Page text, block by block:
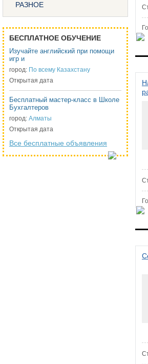
РАЗНОЕ
БЕСПЛАТНОЕ ОБУЧЕНИЕ
Изучайте английский при помощи
игр и
город: По всему Казахстану
Открытая дата
Бесплатный мастер-класс в Школе
Бухгалтеров
город: Алматы
Открытая дата
Все бесплатные объявления